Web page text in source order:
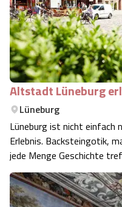
Altstadt Lüneburg
Lüneburg
Lüneburg ist nicht einfach
Erlebnis. Backsteingotik,
jede Menge Geschichte
und lebendiges Treiben.
vorbeischaust oder die
kennenlernen möchtest –